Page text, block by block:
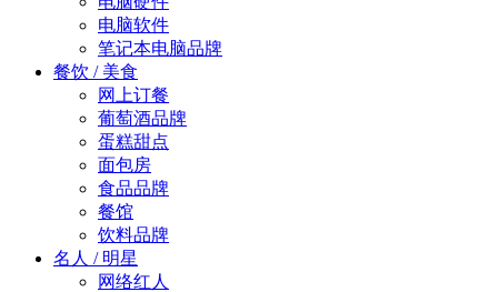
电脑软件
笔记本电脑品牌
餐饮 / 美食
网上订餐
葡萄酒品牌
蛋糕甜点
面包房
食品品牌
餐馆
饮料品牌
名人 / 明星
网络红人